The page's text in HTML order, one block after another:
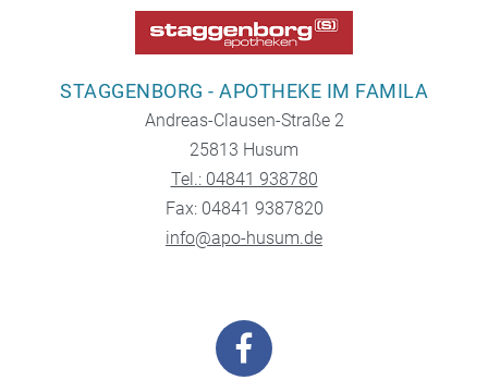
STAGGENBORG - APOTHEKE IM FAMILA
Andreas-Clausen-Straße 2
25813 Husum
Tel.: 04841 938780
Fax: 04841 9387820
info@apo-husum.de